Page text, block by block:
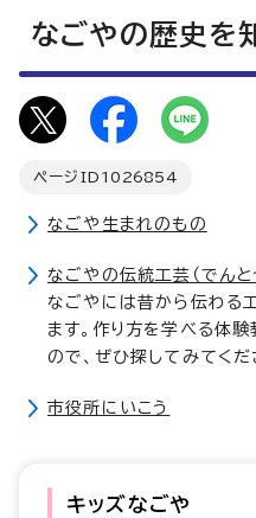
なごやの歴史を
ページID 1026854
なごや生まれのもの
なごやの伝統工芸（でんと
なごやには昔から伝わる
ます。作り方を学べる体
ので、ぜひ探してみてくだ
市役所にいこう
キッズなごや